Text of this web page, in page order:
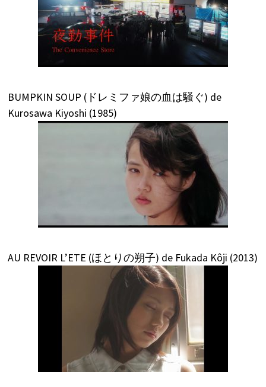
BUMPKIN SOUP (ドレミファ娘の血は騒ぐ) de
Kurosawa Kiyoshi (1985)
AU REVOIR L’ETE (ほとりの朔子) de Fukada Kôji (2013)